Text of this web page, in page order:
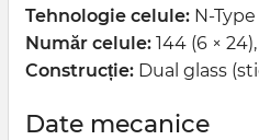
Tehnologie celule: N-
Număr celule: 144 (6 ×
Construcție: Dual glass
Date mecanice